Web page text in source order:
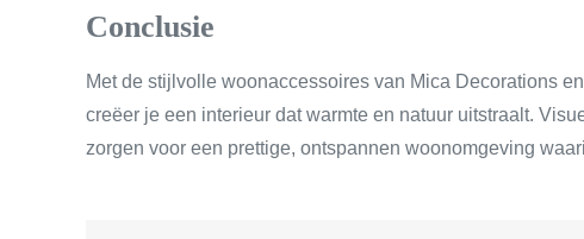
Conclusie
Met de stijlvolle woonaccessoires van Mica Decorations
creëer je een interieur dat warmte en natuur uitstraalt.
zorgen voor een prettige, ontspannen woonomgeving